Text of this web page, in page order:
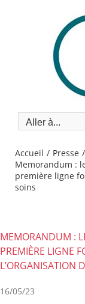
Aller à...
Accueil
Presse
Memorandum :
première ligne
soins
MEMORANDUM :
PREMIÈRE LIGNE
L’ORGANISATION
16/05/23